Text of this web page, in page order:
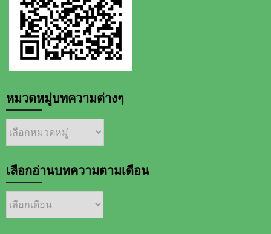
หมวดหมู่บทความต่างๆ
หมวด
หมู่
ต่างๆ
เลือกอ่านบทความตามเดือน
เลือก
อ่าน